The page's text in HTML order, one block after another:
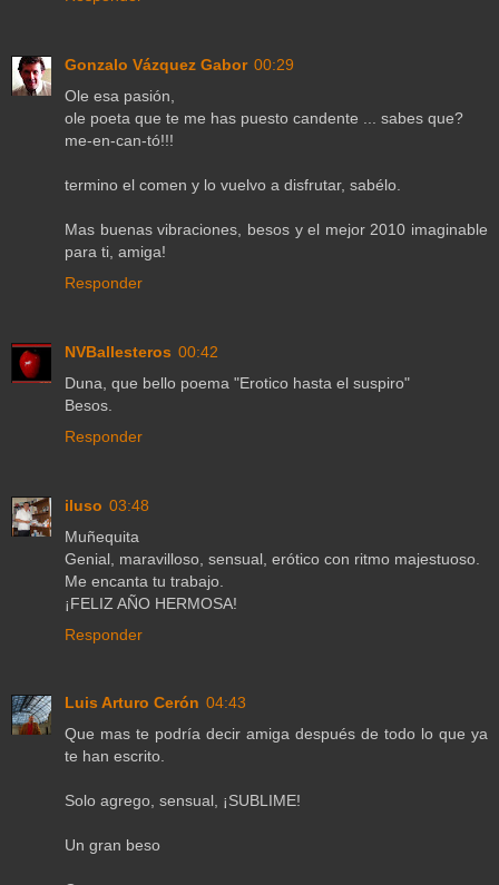
Gonzalo Vázquez Gabor 00:29
Ole esa pasión,
ole poeta que te me has puesto candente ... sabes que?
me-en-can-tó!!!
termino el comen y lo vuelvo a disfrutar, sabélo.
Mas buenas vibraciones, besos y el mejor 2010 imaginable
para ti, amiga!
Responder
NVBallesteros 00:42
Duna, que bello poema "Erotico hasta el suspiro"
Besos.
Responder
iluso 03:48
Muñequita
Genial, maravilloso, sensual, erótico con ritmo majestuoso.
Me encanta tu trabajo.
¡FELIZ AÑO HERMOSA!
Responder
Luis Arturo Cerón 04:43
Que mas te podría decir amiga después de todo lo que ya
te han escrito.
Solo agrego, sensual, ¡SUBLIME!
Un gran beso